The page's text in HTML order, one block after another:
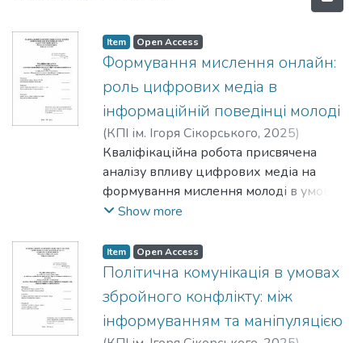
Item Open Access
Формування мислення онлайн:
роль цифрових медіа в
інформаційній поведінці молоді
(КПІ ім. Ігоря Сікорського, 2025)
Васьковська, Марина Василівна;
Багінський, Андрій Владиславович
Кваліфікаційна робота присвячена
аналізу впливу цифрових медіа на
формування мислення молоді в умовах
цифровізації суспільства. Основна увага
осмисленні інформаційної поведінки
української молоді, яка щоденно
перебуває в потоці персоналізованого
контенту. У роботі узагальнено
теоретичні підходи до вивчення
Show more
Item Open Access
Політична комунікація в умовах
збройного конфлікту: між
інформуванням та маніпуляцією